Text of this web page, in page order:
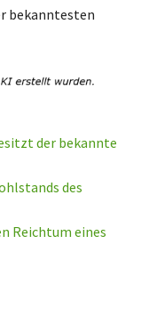
bekanntesten
der bekannte
des
Reichtum eines